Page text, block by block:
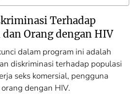
Terhadap
Orang dengan HIV
dalam program ini adalah
diskriminasi terhadap populasi
seks komersial, pengguna
dengan HIV.